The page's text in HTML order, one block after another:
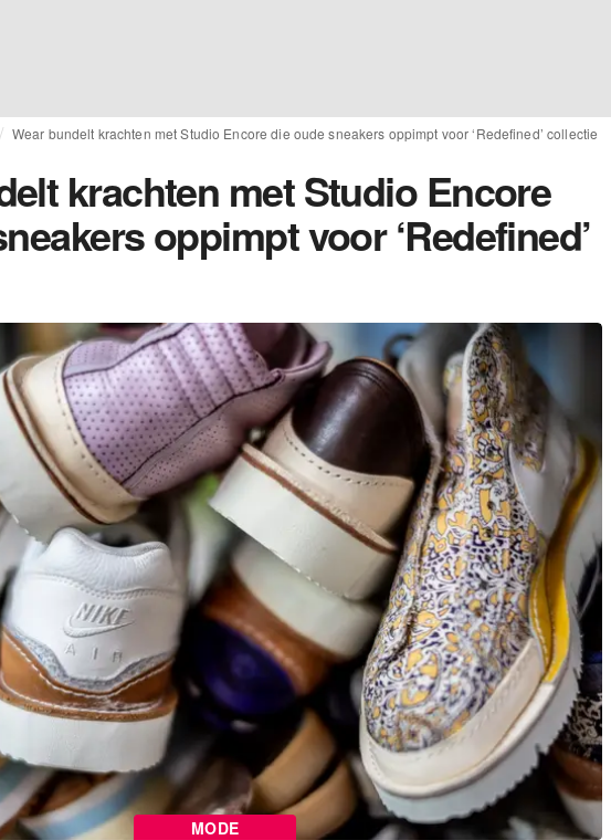
Wear bundelt krachten met Studio Encore die oude sneakers oppimpt voor ‘Redefined’ collectie
krachten met Studio Encore
oppimpt voor ‘Redefined’
MODE